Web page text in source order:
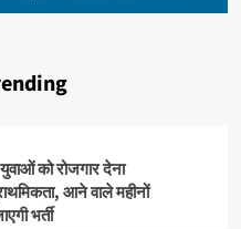
को रोजगार देना
आने वाले महीनों
भर्ती